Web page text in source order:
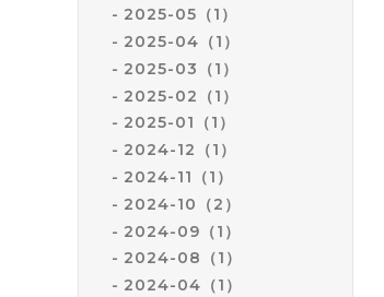
2025-05（1）
2025-04（1）
2025-03（1）
2025-02（1）
2025-01（1）
2024-12（1）
2024-11（1）
2024-10（2）
2024-09（1）
2024-08（1）
2024-04（1）